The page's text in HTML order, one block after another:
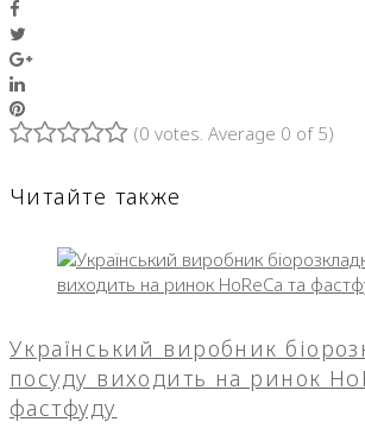
Google+
LinkedIn
Pinterest
(0 votes. Average 0 of 5)
Читайте также
Український виробник
посуду виходить на ринок
фастфуду